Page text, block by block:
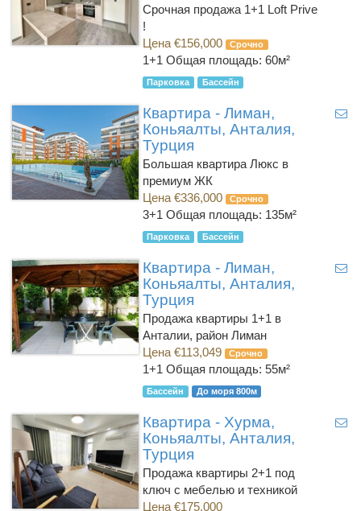
Срочная продажа 1+1 Loft Prive
!
Цена €156,000
Срочно
1+1 Общая площадь: 60м²
Парковка Бассейн
Квартира - Лиман,
Коньяалты, Анталия,
Турция
Большая квартира Люкс в
премиум ЖК
Цена €336,000
Срочно
3+1 Общая площадь: 135м²
Парковка Бассейн
Квартира - Лиман,
Коньяалты, Анталия,
Турция
Продажа квартиры 1+1 в
Анталии, район Лиман
Цена €113,049
Срочно
1+1 Общая площадь: 55м²
Бассейн До моря 800м
Квартира - Хурма,
Коньяалты, Анталия,
Турция
Продажа квартиры 2+1 под
ключ с мебелью и техникой
Цена €175,000